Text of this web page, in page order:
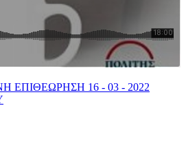
ΕΠΙΘΕΩΡΗΣΗ 16 - 03 - 2022